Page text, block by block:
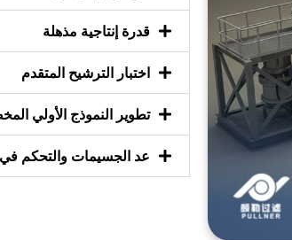
قدرة إنتاجية مذهلة
اختبار الترشيح المتقدم
تطوير النموذج الأولي
عد الجسيمات والتحكم في